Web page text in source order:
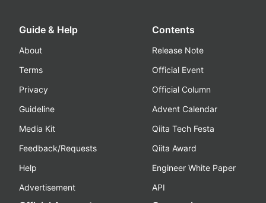
Guide & Help
About
Terms
Privacy
Guideline
Media Kit
Feedback/Requests
Help
Advertisement
Contents
Release Note
Official Event
Official Column
Advent Calendar
Qiita Tech Festa
Qiita Award
Engineer White Paper
API